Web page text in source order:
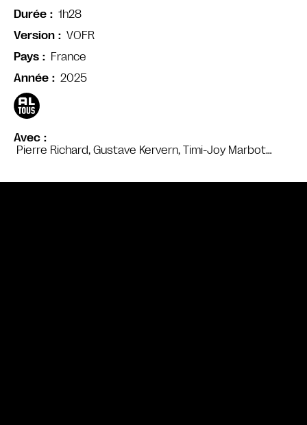
Avec
Pierre Richard, Gustave Kervern, Timi-Joy Marbot…
Durée
1h28
Version
VOFR
Pays
France
Année
2025